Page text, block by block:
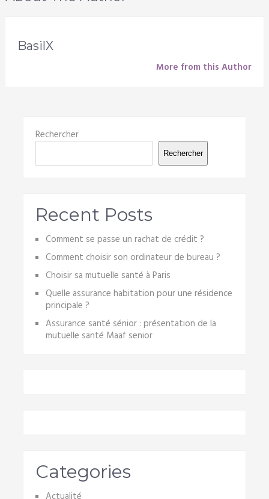
BasilX
More from this Author
Rechercher
Rechercher
Recent Posts
Comment se passe un rachat de crédit ?
Comment choisir son ordinateur de bureau ?
Choisir sa mutuelle santé à Paris
Quelle assurance habitation pour une résidence
principale ?
Assurance santé sénior : présentation de la
mutuelle santé Maaf senior
Categories